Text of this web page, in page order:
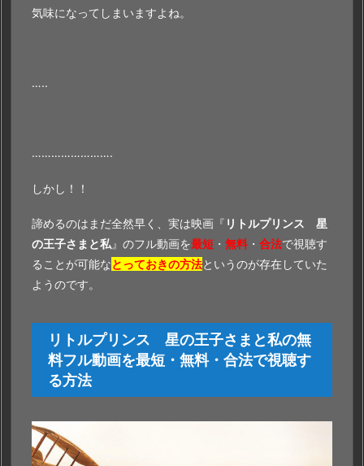
気味になってしまいますよね。
…..
…………………….
しかし！！
諦めるのはまだ全然早く、実は映画『 リトルプリンス 星
の王子さまと私』のフル動画を最短 ・ 無料 ・ 合法で視聴す
ることが可能なとっておきの方法というのが存在していた
ようのです。
リトルプリンス 星の王子さまと私の無
料フル動画を最短・無料・合法で視聴す
る方法